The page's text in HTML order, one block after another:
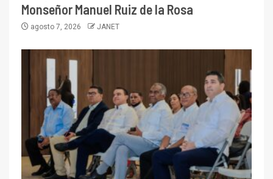
Monseñor Manuel Ruiz de la Rosa
agosto 7, 2026 JANET